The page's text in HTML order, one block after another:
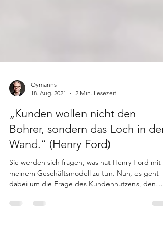
18. Aug. 2021
2 Min. Lesezeit
„Kunden wollen nicht den
Bohrer, sondern das Loch in der
Wand.“ (Henry Ford)
Sie werden sich fragen, was hat Henry Ford mit
dabei um die Frage des Kundennutzens, den